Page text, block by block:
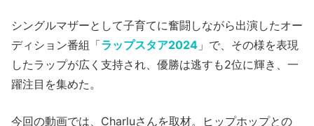
シングルマザーとして子育てに奮闘しながら出演したオー
ディション番組「ラップスタア2024 」で、その様を表現
したラップが広く支持され、優勝は逃すも2位に輝き、一
躍注目を集めた。
今回の動画では、Charluさんを取材。ヒップホップとの